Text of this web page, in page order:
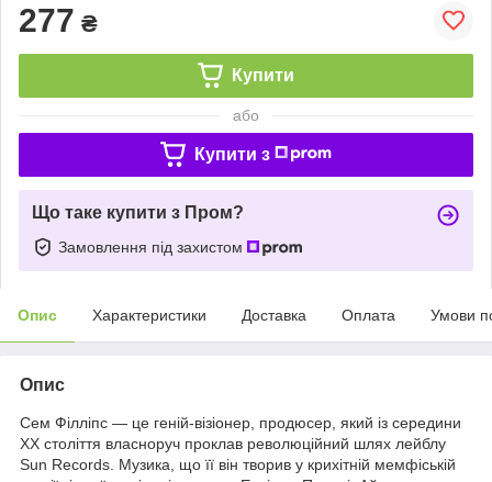
277 ₴
Купити
або
Купити з
Що таке купити з Пром?
Замовлення під захистом
Опис Характеристики Доставка Оплата Умови
Опис
Сем Філліпс — це геній-візіонер, продюсер, який із середини
ХХ століття власноруч проклав революційний шлях лейблу
Sun Records. Музика, що її він творив у крихітній мемфіській